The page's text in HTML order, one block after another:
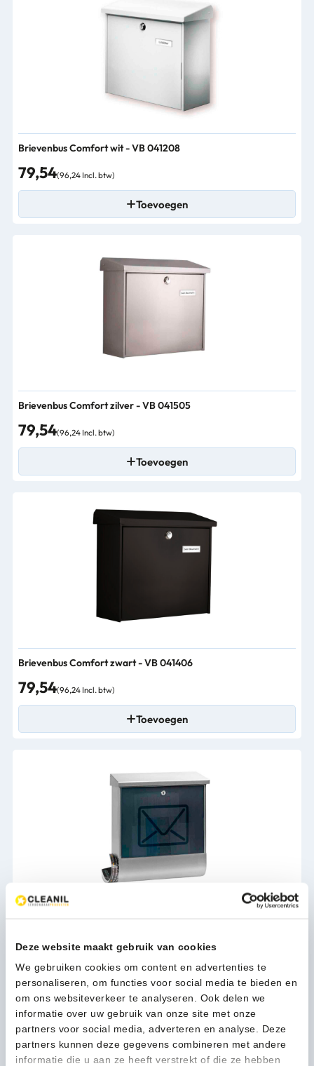
Deze website maakt gebruik van cookies
We gebruiken cookies om content en advertenties te
personaliseren, om functies voor social media te bieden en
om ons websiteverkeer te analyseren. Ook delen we
informatie over uw gebruik van onze site met onze
partners voor social media, adverteren en analyse. Deze
partners kunnen deze gegevens combineren met andere
informatie die u aan ze heeft verstrekt of die ze hebben
Brievenbus Comfort wit - VB 041208
79,54(96,24 Incl. btw)
Toevoegen
Brievenbus Comfort zilver - VB 041505
79,54(96,24 Incl. btw)
Toevoegen
Brievenbus Comfort zwart - VB 041406
79,54(96,24 Incl. btw)
Toevoegen
Brievenbus Lucenta RVS - VB 653005
95,93(116,08 Incl. btw)